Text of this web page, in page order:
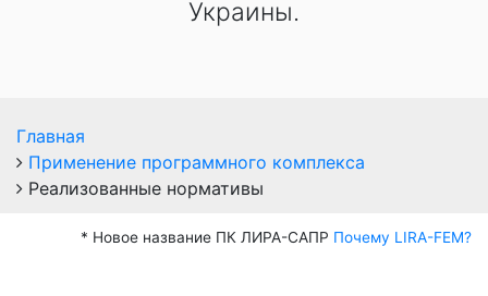
Украины.
Главная
Применение программного комплекса
Реализованные нормативы
* Новое название ПК ЛИРА-САПР Почему LIRA-FEM?